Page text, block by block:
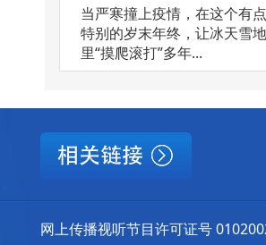
当严寒撞上疫情，在这个有点
特别的岁末年终，让冰天雪地
里“摸爬滚打”多年...
网上传播视听节目许可证号